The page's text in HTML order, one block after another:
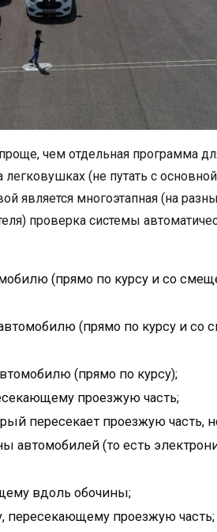
чем отдельная программа
легковушках (не путать с
является многоэтапная (на
проверка системы
(прямо по курсу и со
(прямо по курсу и со
(прямо по курсу);
проезжую часть;
пересекает проезжую часть,
автомобилей (то есть
вдоль обочины;
пересекающему проезжую часть;